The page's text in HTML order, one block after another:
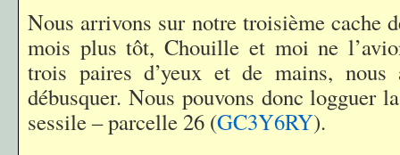
Nous arrivons sur notre troisième cache
mois plus tôt, Chouille et moi ne
trois paires d’yeux et de mains,
débusquer. Nous pouvons donc logguer
sessile – parcelle 26 (GC3Y6RY).